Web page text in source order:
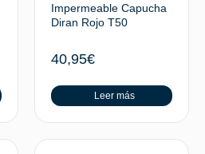
Impermeable Capucha
Diran Rojo T50
40,95€
Leer más